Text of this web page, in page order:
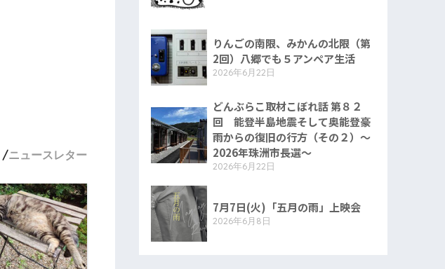
ニュースレター
りんごの南限、みかんの北限（第
2回）八郷でも５アンペア生活
2026年6月22日
どんぶらこ取材こぼれ話 第８２
回 能登半島地震そして奥能登豪
雨からの復旧の行方（その２）〜
2026年珠洲市長選〜
2026年6月22日
7月7日(火)「五月の雨」上映会
2026年6月8日